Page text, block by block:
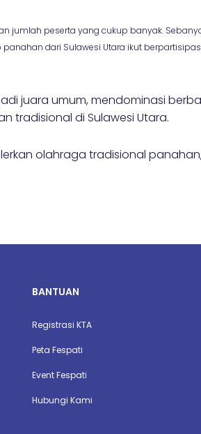
peserta yang cukup banyak.
dari Sulawesi Utara ikut
juara umum, mendominasi
tradisional di Sulawesi Utara.
olahraga tradisional
BANTUAN
Registrasi KTA
Peta Fespati
Event Fespati
Hubungi Kami